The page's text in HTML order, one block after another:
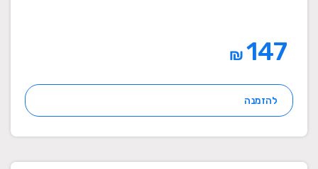
₪
להזמנה